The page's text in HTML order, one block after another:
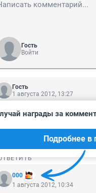
Гость
Войти
Гость
1 августа 2012, 13:27
И когда только порядок
порядки
и пожалеешь о
порядок! Далеко ездить
000
награды за
Подробнее в
1 августа 2012, 10:34